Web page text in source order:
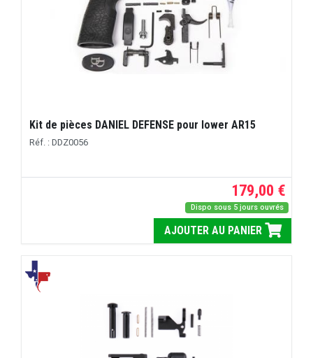
Kit de pièces DANIEL DEFENSE pour lower AR15
Réf. : DDZ0056
179,00 €
Dispo sous 5 jours ouvrés
AJOUTER AU PANIER